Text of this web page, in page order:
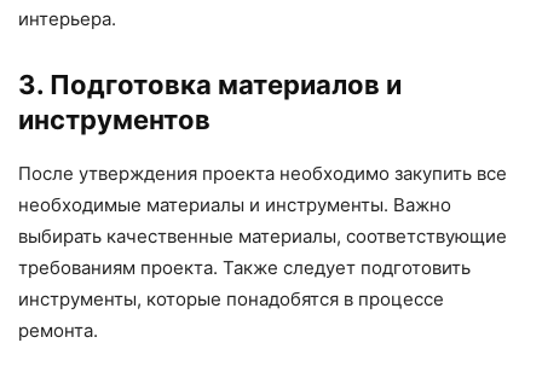
интерьера.
3. Подготовка материалов и
инструментов
После утверждения проекта необходимо закупить все
необходимые материалы и инструменты. Важно
выбирать качественные материалы, соответствующие
требованиям проекта. Также следует подготовить
инструменты, которые понадобятся в процессе
ремонта.